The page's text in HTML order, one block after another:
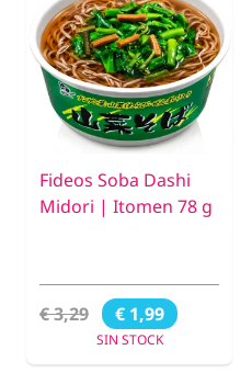
Fideos Soba Dashi
Midori | Itomen 78 g
€ 3,29 € 1,99
SIN STOCK